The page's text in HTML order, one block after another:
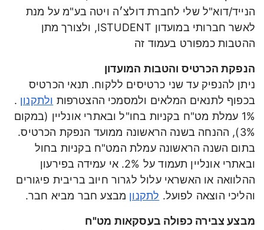
הנייד/דוא"ל שלי לחברת דולצ׳ה ויטה בע"מ על מנת
לאשר חברותי במועדון ISTUDENT, ולצורך מתן
ההטבות כמפורט בעמוד זה
הנפקת הכרטיס והטבות המועדון
ניתן להנפיק עד שני כרטיסים ללקוח. תנאי הכרטיס
בכפוף לתנאים המלאים ולמסמכי ההצטרפות ולתקנון .
1% עמלת מט"ח בקניות בחו"ל ובאתרי אונליין (במקום
3%), ההנחה בשנה הראשונה ממועד הנפקת הכרטיס.
בתום השנה הראשונה עמלת המט"ח בקניות בחול
ובאתרי אונליין תעמוד על 2%. אי עמידה בפירעון
ההלוואה או האשראי עלול לגרור חיוב בריבית פיגורים
והליכי הוצאה לפועל. לתקנון מבצע חבר מביא חבר.
מבצע צבירה כפולה בעסקאות מט"ח